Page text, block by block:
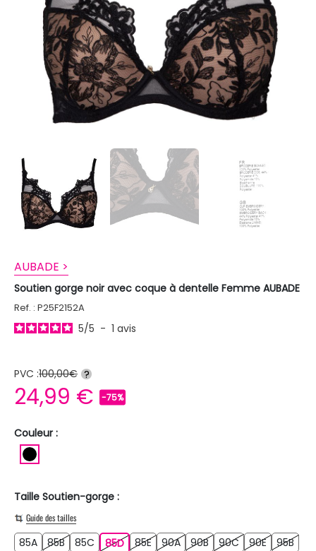
AUBADE >
Soutien gorge noir avec coque à dentelle Femme AUBADE
Ref. : P25F2152A
5/5 - 1 avis
PVC :100,00€ ?
24,99 € -75%
Couleur :
Taille Soutien-gorge :
Guide des tailles
85A85A85B85B85C 85C
85D85D85E85E90A90A90B90B90C90C90E90E95B95B